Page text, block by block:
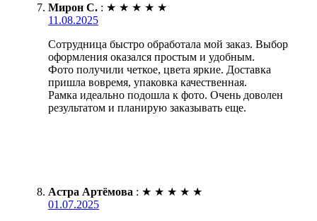
Мирон С. : ★ ★ ★ ★ ★
11.08.2025
Сотрудница быстро обработала мой заказ. Выбор
оформления оказался простым и удобным.
Фото получили четкое, цвета яркие. Доставка
пришла вовремя, упаковка качественная.
Рамка идеально подошла к фото. Очень доволен
результатом и планирую заказывать еще.
Астра Артёмова : ★ ★ ★ ★ ★
01.07.2025